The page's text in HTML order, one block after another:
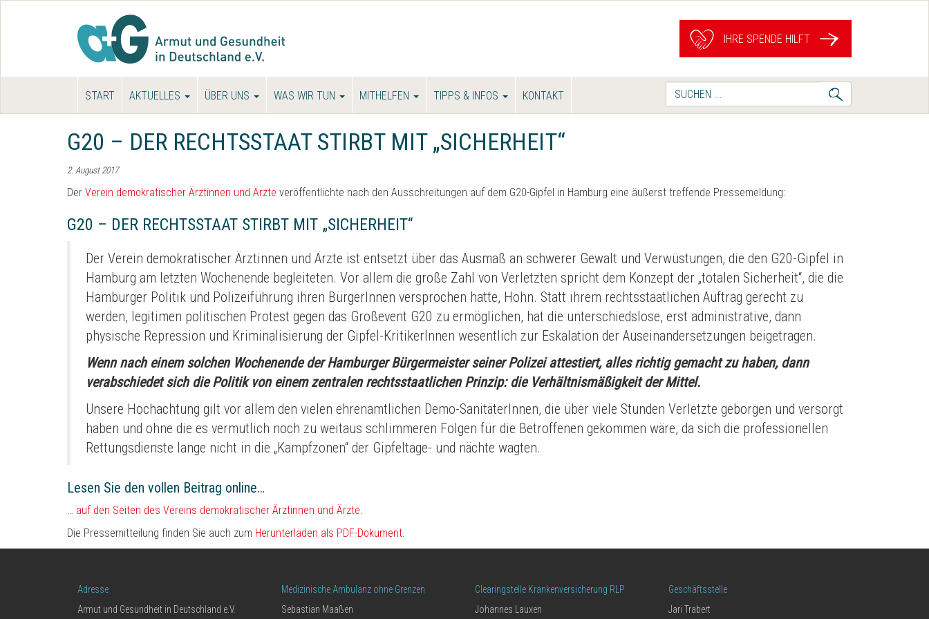
IHRE SPENDE HILFT
START AKTUELLES ÜBER UNS WAS WIR TUN MITHELFEN TIPPS & INFOS KONTAKT
Suche
nach:
G20 – DER RECHTSSTAAT STIRBT MIT „SICHERHEIT“
2. August 2017
Der Verein demokratischer Ärztinnen und Ärzte veröffentlichte nach den Ausschreitungen auf dem G20-Gipfel in Hamburg eine äußerst treffende Pressemeldung:
G20 – DER RECHTSSTAAT STIRBT MIT „SICHERHEIT“
Der Verein demokratischer Ärztinnen und Ärzte ist entsetzt über das Ausmaß an schwerer Gewalt und Verwüstungen, die den G20-Gipfel in
Hamburg am letzten Wochenende begleiteten. Vor allem die große Zahl von Verletzten spricht dem Konzept der „totalen Sicherheit“, die die
Hamburger Politik und Polizeiführung ihren BürgerInnen versprochen hatte, Hohn. Statt ihrem rechtsstaatlichen Auftrag gerecht zu
werden, legitimen politischen Protest gegen das Großevent G20 zu ermöglichen, hat die unterschiedslose, erst administrative, dann
physische Repression und Kriminalisierung der Gipfel-KritikerInnen wesentlich zur Eskalation der Auseinandersetzungen beigetragen.
Wenn nach einem solchen Wochenende der Hamburger Bürgermeister seiner Polizei attestiert, alles richtig gemacht zu haben, dann
verabschiedet sich die Politik von einem zentralen rechtsstaatlichen Prinzip: die Verhältnismäßigkeit der Mittel.
Unsere Hochachtung gilt vor allem den vielen ehrenamtlichen Demo-SanitäterInnen, die über viele Stunden Verletzte geborgen und versorgt
haben und ohne die es vermutlich noch zu weitaus schlimmeren Folgen für die Betroffenen gekommen wäre, da sich die professionellen
Rettungsdienste lange nicht in die „Kampfzonen“ der Gipfeltage- und nächte wagten.
Lesen Sie den vollen Beitrag online…
… auf den Seiten des Vereins demokratischer Ärztinnen und Ärzte.
Die Pressemitteilung finden Sie auch zum Herunterladen als PDF-Dokument.
Adresse
Armut und Gesundheit in Deutschland e.V.
Medizinische Ambulanz ohne Grenzen
Sebastian Maaßen
Clearingstelle Krankenversicherung RLP
Johannes Lauxen
Geschäftsstelle
Jari Trabert